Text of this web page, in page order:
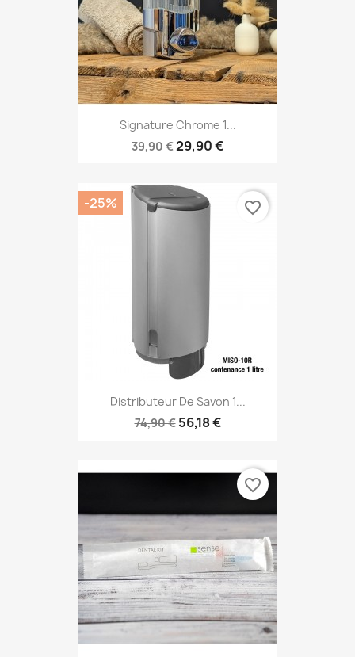
Signature Chrome 1...
39,90 €29,90 €
Distributeur De Savon 1...
74,90 € 56,18 €
-25% favorite_border
favorite_border